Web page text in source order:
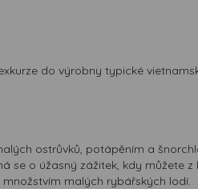
do výrobny typické
ostrůvků, potápěním a
se o úžasný zážitek, kdy můžete
malých rybářských lodí.